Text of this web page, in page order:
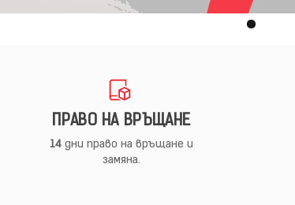
ПРАВО НА ВРЪЩАНЕ
14дни право на връщане и
замяна.